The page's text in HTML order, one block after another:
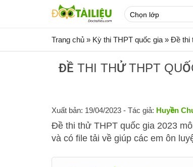
Trang chủ » Kỳ thi THPT quốc gia » Đề thi
ĐỀ THI THỬ THPT
Xuất bản: 19/04/2023 - Tác giả: Huyền
Đề thi thử THPT quốc gia 2023
và có file tải về giúp các em ôn